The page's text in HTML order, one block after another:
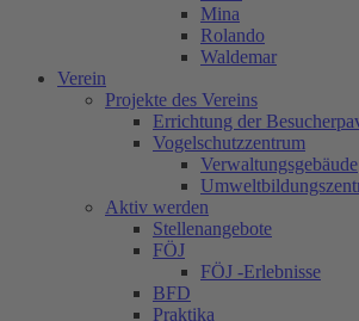
Mina
Rolando
Waldemar
Verein
Projekte des Vereins
Errichtung der
Vogelschutzzentrum
Verwaltungsgebäude
Aktiv werden
Stellenangebote
FÖJ
FÖJ -Erlebnisse
BFD
Praktika